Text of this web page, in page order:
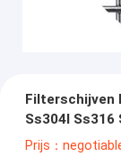
Filterschijven
Ss304l Ss316
Prijs：